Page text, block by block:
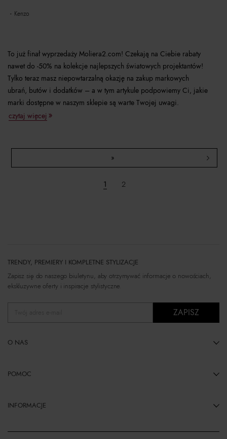
kenzo
To już finał wyprzedaży Moliera2.com! Czekają na Ciebie rabaty
nawet do -50% na kolekcje najlepszych światowych projektantów!
Tylko teraz masz niepowtarzalną okazję na zakup markowych
ubrań, butów i dodatków – a w tym artykule podpowiemy Ci, jakie
marki dostępne w naszym sklepie są warte Twojej uwagi.
czytaj więcej
1 2
»
TRENDY, PREMIERY I KOMPLETNE STYLIZACJE
Zapisz się do naszego biuletynu, aby otrzymywać informacje o nowościach,
ekskluzywne oferty i inspiracje stylistyczne.
ZAPISZ
O NAS
POMOC
INFORMACJE